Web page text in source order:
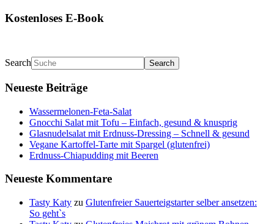
Kostenloses E-Book
Search
Neueste Beiträge
Wassermelonen-Feta-Salat
Gnocchi Salat mit Tofu – Einfach, gesund & knusprig
Glasnudelsalat mit Erdnuss-Dressing – Schnell & gesund
Vegane Kartoffel-Tarte mit Spargel (glutenfrei)
Erdnuss-Chiapudding mit Beeren
Neueste Kommentare
Tasty Katy zu Glutenfreier Sauerteigstarter selber ansetzen:
So geht`s